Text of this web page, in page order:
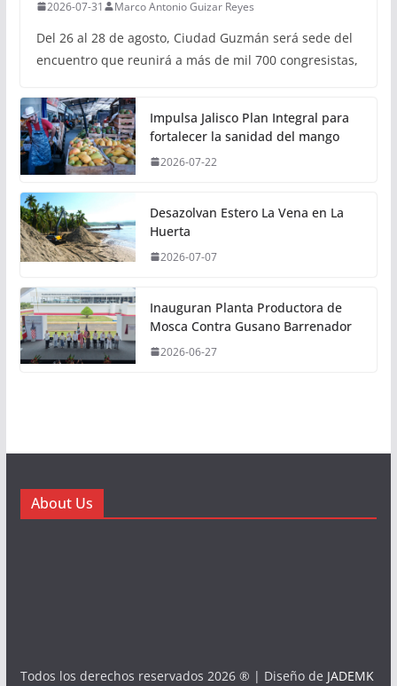
2026-07-31 Marco Antonio Guizar Reyes
Del 26 al 28 de agosto, Ciudad Guzmán será sede del
encuentro que reunirá a más de mil 700 congresistas,
Impulsa Jalisco Plan Integral para
fortalecer la sanidad del mango
2026-07-22
Desazolvan Estero La Vena en La
Huerta
2026-07-07
Inauguran Planta Productora de
Mosca Contra Gusano Barrenador
2026-06-27
About Us
Todos los derechos reservados 2026 ® | Diseño de JADEMK